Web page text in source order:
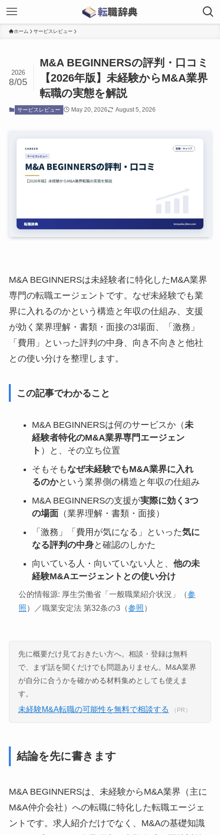
ホーム サービスレビュー
M&A BEGINNERSの評判・口コミ
【2026年版】未経験からM&A業界
転職の実態を解説
2026
8/05
サービスレビュー May 20, 2026 August 5, 2026
M&A BEGINNERSは未経験者に特化したM&A業界
専門の転職エージェントです。なぜ未経験でも業
界に入れるのかという構造と年収の仕組み、支援
が効く業界理解・書類・面接の3場面、「激務」
「費用」といった評判の中身、向き不向きと他社
との使い分けを整理します。
この記事でわかること
M&A BEGINNERSは何のサービスか（未
経験者特化のM&A業界専門エージェン
ト ）と、その立ち位置
そもそもなぜ未経験でもM&A業界に入れ
るのかという業界側の構造と年収の仕組み
M&A BEGINNERSの支援が実際に効く3つ
の場面 （業界理解・書類・面接）
「激務」「費用が気になる」といった気に
なる評判の中身と確認のしかた
向いている人・向いていない人と、 他の未
経験M&Aエージェントとの使い分け
公的情報源: 厚生労働省「一般職業紹介状況」（参
照）／職業安定法 第32条の3（参照）
先に概要だけ見ておきたい方へ。相談・登録は無料
で、まず話を聞くだけでも問題ありません。M&A業界
が自分に合うかを確かめる材料集めとしても使えま
す。
未経験M&A転職の可能性を無料で相談する （PR）
結論を先に書きます
M&A BEGINNERSは、未経験からM&A業界（主に
M&A仲介会社）への転職に特化した転職エージェ
ントです。求人紹介だけでなく、M&Aの基礎知識